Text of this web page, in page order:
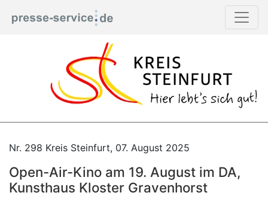
Nr. 298 Kreis Steinfurt, 07. August 2025
Open-Air-Kino am 19. August im DA,
Kunsthaus Kloster Gravenhorst